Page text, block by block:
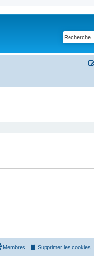
Supprimer les cookies
Membres